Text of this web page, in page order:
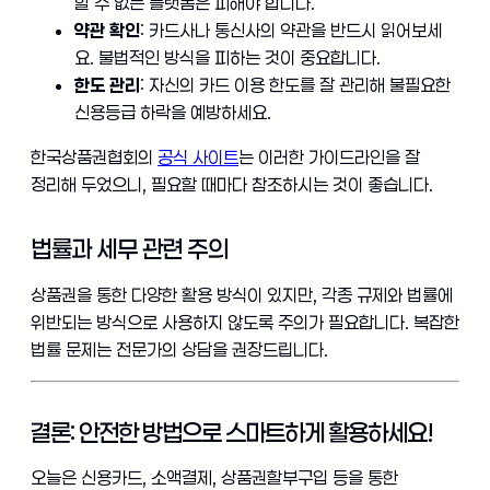
약관 확인: 카드사나 통신사의 약관을 반드시 읽어보세
요. 불법적인 방식을 피하는 것이 중요합니다.
한도 관리: 자신의 카드 이용 한도를 잘 관리해 불필요한
신용등급 하락을 예방하세요.
한국상품권협회의 공식 사이트는 이러한 가이드라인을 잘
정리해 두었으니, 필요할 때마다 참조하시는 것이 좋습니다.
법률과 세무 관련 주의
상품권을 통한 다양한 활용 방식이 있지만, 각종 규제와 법률에
위반되는 방식으로 사용하지 않도록 주의가 필요합니다. 복잡한
법률 문제는 전문가의 상담을 권장드립니다.
결론: 안전한 방법으로 스마트하게 활용하세요!
오늘은 신용카드, 소액결제, 상품권할부구입 등을 통한